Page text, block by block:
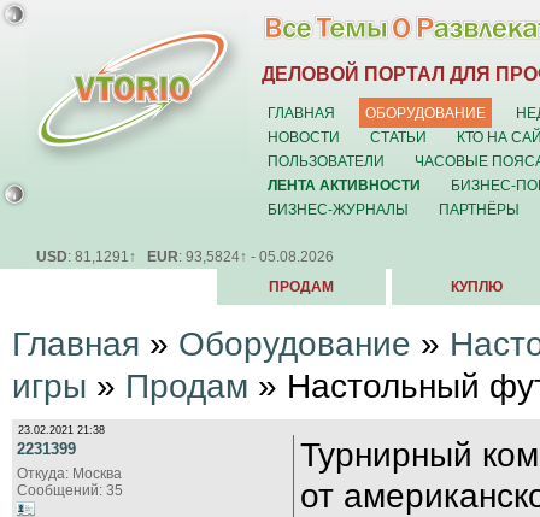
ДЕЛОВОЙ ПОРТАЛ ДЛЯ
ГЛАВНАЯ ОБОРУДОВАНИЕ
НОВОСТИ
СТАТЬИ
КТО НА
ПОЛЬЗОВАТЕЛИ
ЧАСОВЫЕ
ЛЕНТА АКТИВНОСТИ
БИЗНЕС-
БИЗНЕС-ЖУРНАЛЫ
ПАРТНЁРЫ
USD: 81,1291↑ EUR: 93,5824↑ - 05.08.2026
ПРОДАМ КУПЛЮ
Главная » Оборудование »
игры » Продам » Настольный
23.02.2021 21:38
2231399
Откуда: Москва
Сообщений: 35
Турнирный
от